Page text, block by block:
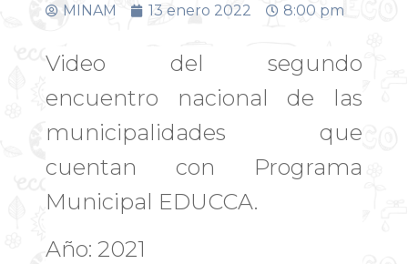
MINAM 13 enero 2022 8:00 pm
Video del segundo
encuentro nacional de las
municipalidades que
cuentan con Programa
Municipal EDUCCA.
Año: 2021